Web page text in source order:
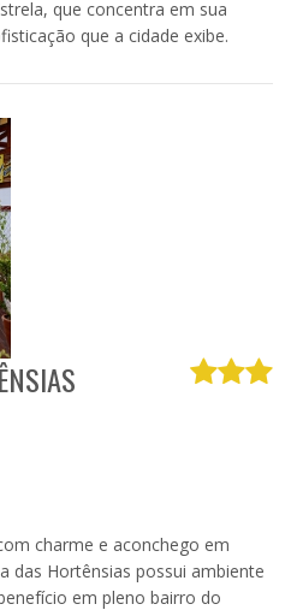
que concentra em sua
que a cidade exibe.
charme e aconchego em
das Hortênsias possui ambiente
em pleno bairro do